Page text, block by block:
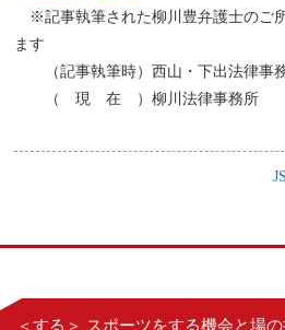
※記事執筆された柳川豊弁護士のご
ます
（記事執筆時）西山・下出法律事
（ 現 在 ）柳川法律事務所
＜する＞ スポーツをする機会と場